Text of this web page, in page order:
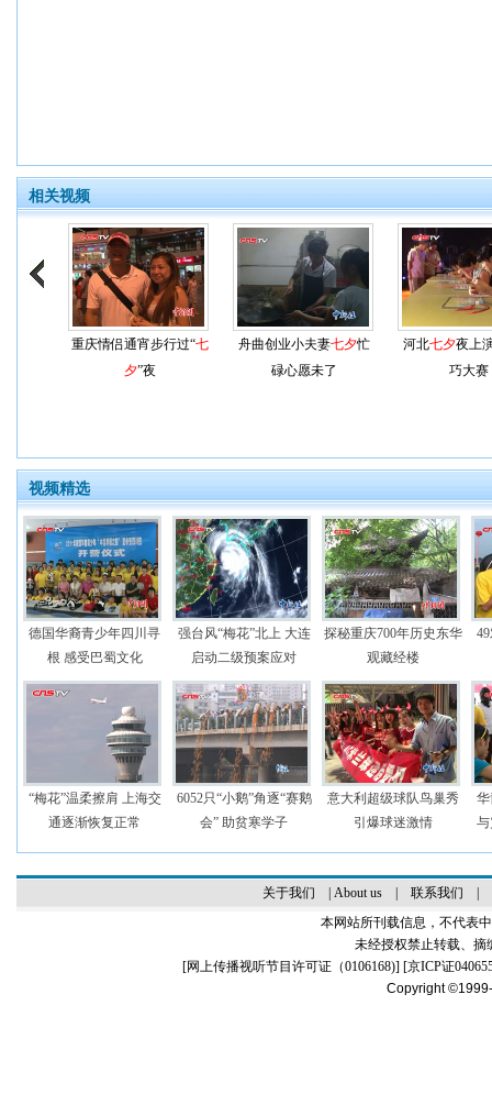
相关视频
重庆情侣通宵步行过“七
夕”夜
舟曲创业小夫妻七夕忙
碌心愿未了
河北七夕夜上
巧大赛
视频精选
德国华裔青少年四川寻
根 感受巴蜀文化
强台风“梅花”北上 大连
启动二级预案应对
探秘重庆700年历史东华
观藏经楼
“梅花”温柔擦肩 上海交
通逐渐恢复正常
6052只“小鹅”角逐“赛鹅
会” 助贫寒学子
意大利超级球队鸟巢秀
引爆球迷激情
关于我们 About us| 联系我们
本网站所刊载信息，不代表
未经授权禁止转载、摘
[网上传播视听节目许可证（0106168)] [京ICP证
Copyright